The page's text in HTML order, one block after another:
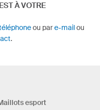
À VOTRE
ou pare-mailou
.
esport